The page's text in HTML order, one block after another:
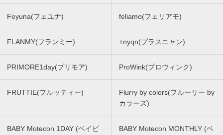
Feyuna(フェユナ) feliamo(フェリアモ)
FLANMY(フランミー) +nyqn(プラスニャン)
PRIMORE1day(プリモア) ProWink(プロウィンク)
FRUTTIE(フルッティー)
Flurry by colors(フルーリー by
カラーズ)
BABY Motecon 1DAY (ベイビ
BABY Motecon MONTHLY (ベ